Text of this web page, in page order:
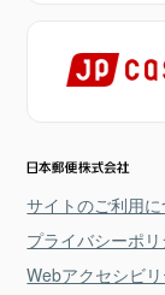
サイトのご利用に
プライバシーポ
Webアクセシビ